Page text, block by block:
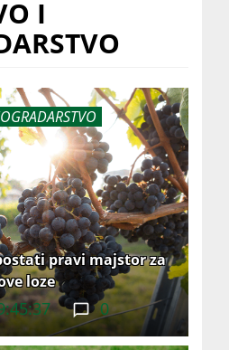
I
pravi majstor za
loze
0